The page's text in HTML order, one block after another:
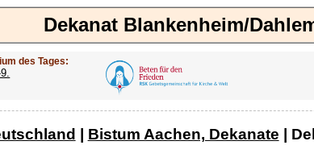
Dekanat Blankenheim/
des Tages:
| Bistum Aachen, Dekanate |